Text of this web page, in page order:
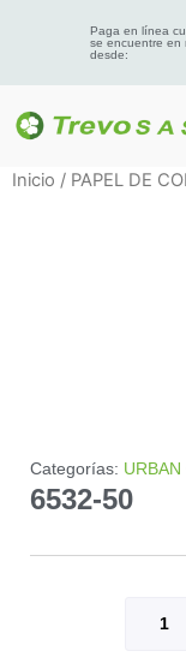
Paga en línea
se encuentre en
desde:
Inicio / PAPEL DE
Categorías:
6532-50